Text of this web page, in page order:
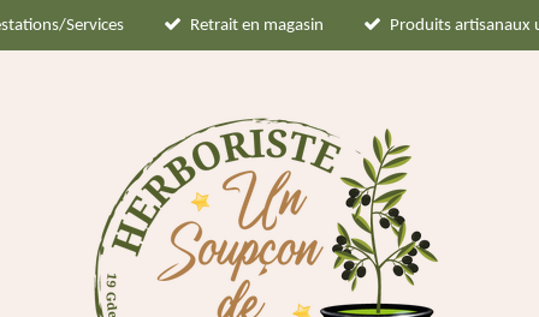
Services Retrait en magasin Produits artisanaux